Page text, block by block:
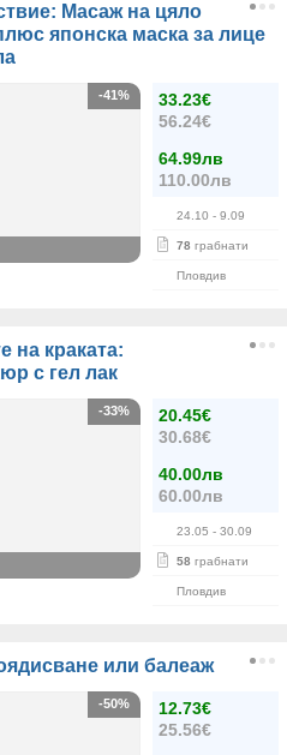
Масаж на цяло
японска маска за лице
33.23€
56.24€
64.99лв
110.00лв
24.10 - 9.09
78 грабнати
Пловдив
-41%
на краката:
с гел лак
20.45€
30.68€
40.00лв
60.00лв
23.05 - 30.09
58 грабнати
Пловдив
-33%
или балеаж
12.73€
25.56€
-50%